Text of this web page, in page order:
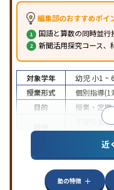
編集部のおすすめポイ
国語と算数の同時並行
新聞活用探究コース、
対象学年 幼児 小1 ~ 6
授業形式
個別指導(1
目的
授業・定
不登校生
ライン対応
近
塾の特徴